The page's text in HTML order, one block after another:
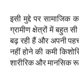
इसी मुद्दे पर सामाजिक
ग्रामीण क्षेत्रों में बहुत
बढ़ रही हैं और अपनी
नहीं होने की कमी
शारीरिक और मानसिक